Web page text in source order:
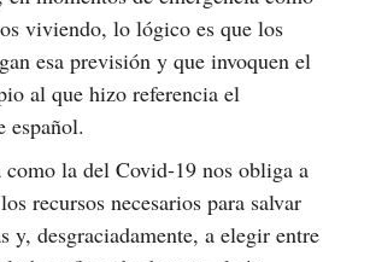
viviendo, lo lógico es que los
esa previsión y que invoquen el
al que hizo referencia el
español.
como la del Covid-19 nos obliga a
recursos necesarios para salvar
y, desgraciadamente, a elegir entre